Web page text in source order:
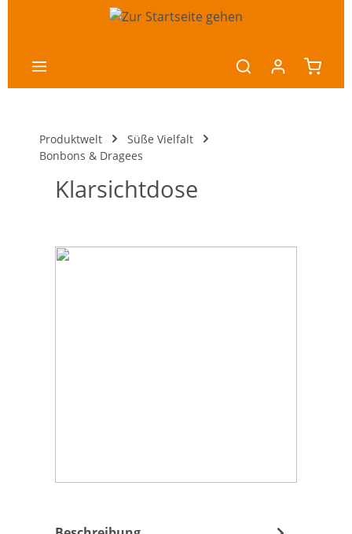
Produktwelt
Süße Vielfalt
Bonbons & Dragees
Klarsichtdose
Bildergalerie überspringen